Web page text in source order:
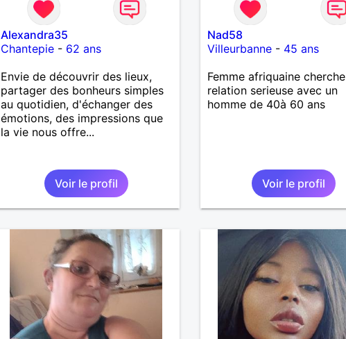
Alexandra35
Chantepie- 62 ans
Envie de découvrir des lieux,
partager des bonheurs simples
au quotidien, d'échanger des
émotions, des impressions que
la vie nous offre...
Voir le profil
Nad58
Villeurbanne - 45 ans
Femme afriquaine cherche
relation serieuse avec un
homme de 40à 60 ans
Voir le profil